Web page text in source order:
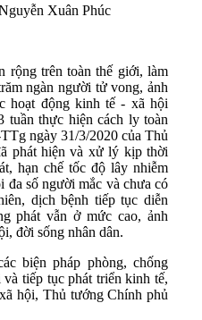
Xuân Phúc
rộng trên toàn thế giới, làm
ngàn người tử vong, ảnh
hoạt động kinh tế - xã hội
tuần thực hiện cách ly toàn
ngày 31/3/2020 của Thủ
phát hiện và xử lý kịp thời
hạn chế tốc độ lây nhiễm
đa số người mắc và chưa có
dịch bệnh tiếp tục diễn
phát vẫn ở mức cao, ảnh
đời sống nhân dân.
biện pháp phòng, chống
tiếp tục phát triển kinh tế,
hội, Thủ tướng Chính phủ